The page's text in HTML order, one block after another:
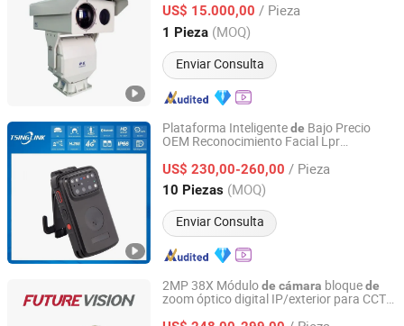
US$ 15.000,00 / Pieza
1 Pieza (MOQ)
Enviar Consulta
Shandong, China Desde 2010
Plataforma Inteligentede Bajo Precio
OEM Reconocimiento Facial Lpr
Megapíxel WiFi 4G
US$ 230,00-260,00 / Pieza
10 Piezas (MOQ)
Enviar Consulta
Anhui Tsinglink Information Technology Co., Ltd.
Anhui, China Desde 2018
2MP 38X Módulode cámara bloquede
zoom óptico digital IP/exterior para CCTV
Shanghai Future Vision Technology Co., Ltd.